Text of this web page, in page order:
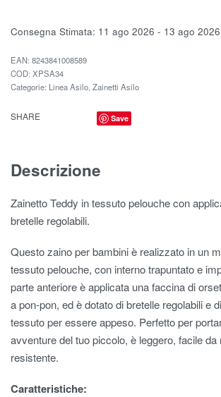
Consegna Stimata: 11 ago 2026 - 13 ago 2026
EAN: 8243841008589
XPSA34
Categorie: Linea Asilo Zainetti Asilo
SHARE Save
Descrizione
Zainetto Teddy in tessuto pelouche con
bretelle regolabili.
Questo zaino per bambini è realizzato in un
tessuto pelouche, con interno trapuntato e
parte anteriore è applicata una faccina di
a pon-pon, ed è dotato di bretelle regolabili e
tessuto per essere appeso. Perfetto per
avventure del tuo piccolo, è leggero, facile da
resistente.
Caratteristiche: